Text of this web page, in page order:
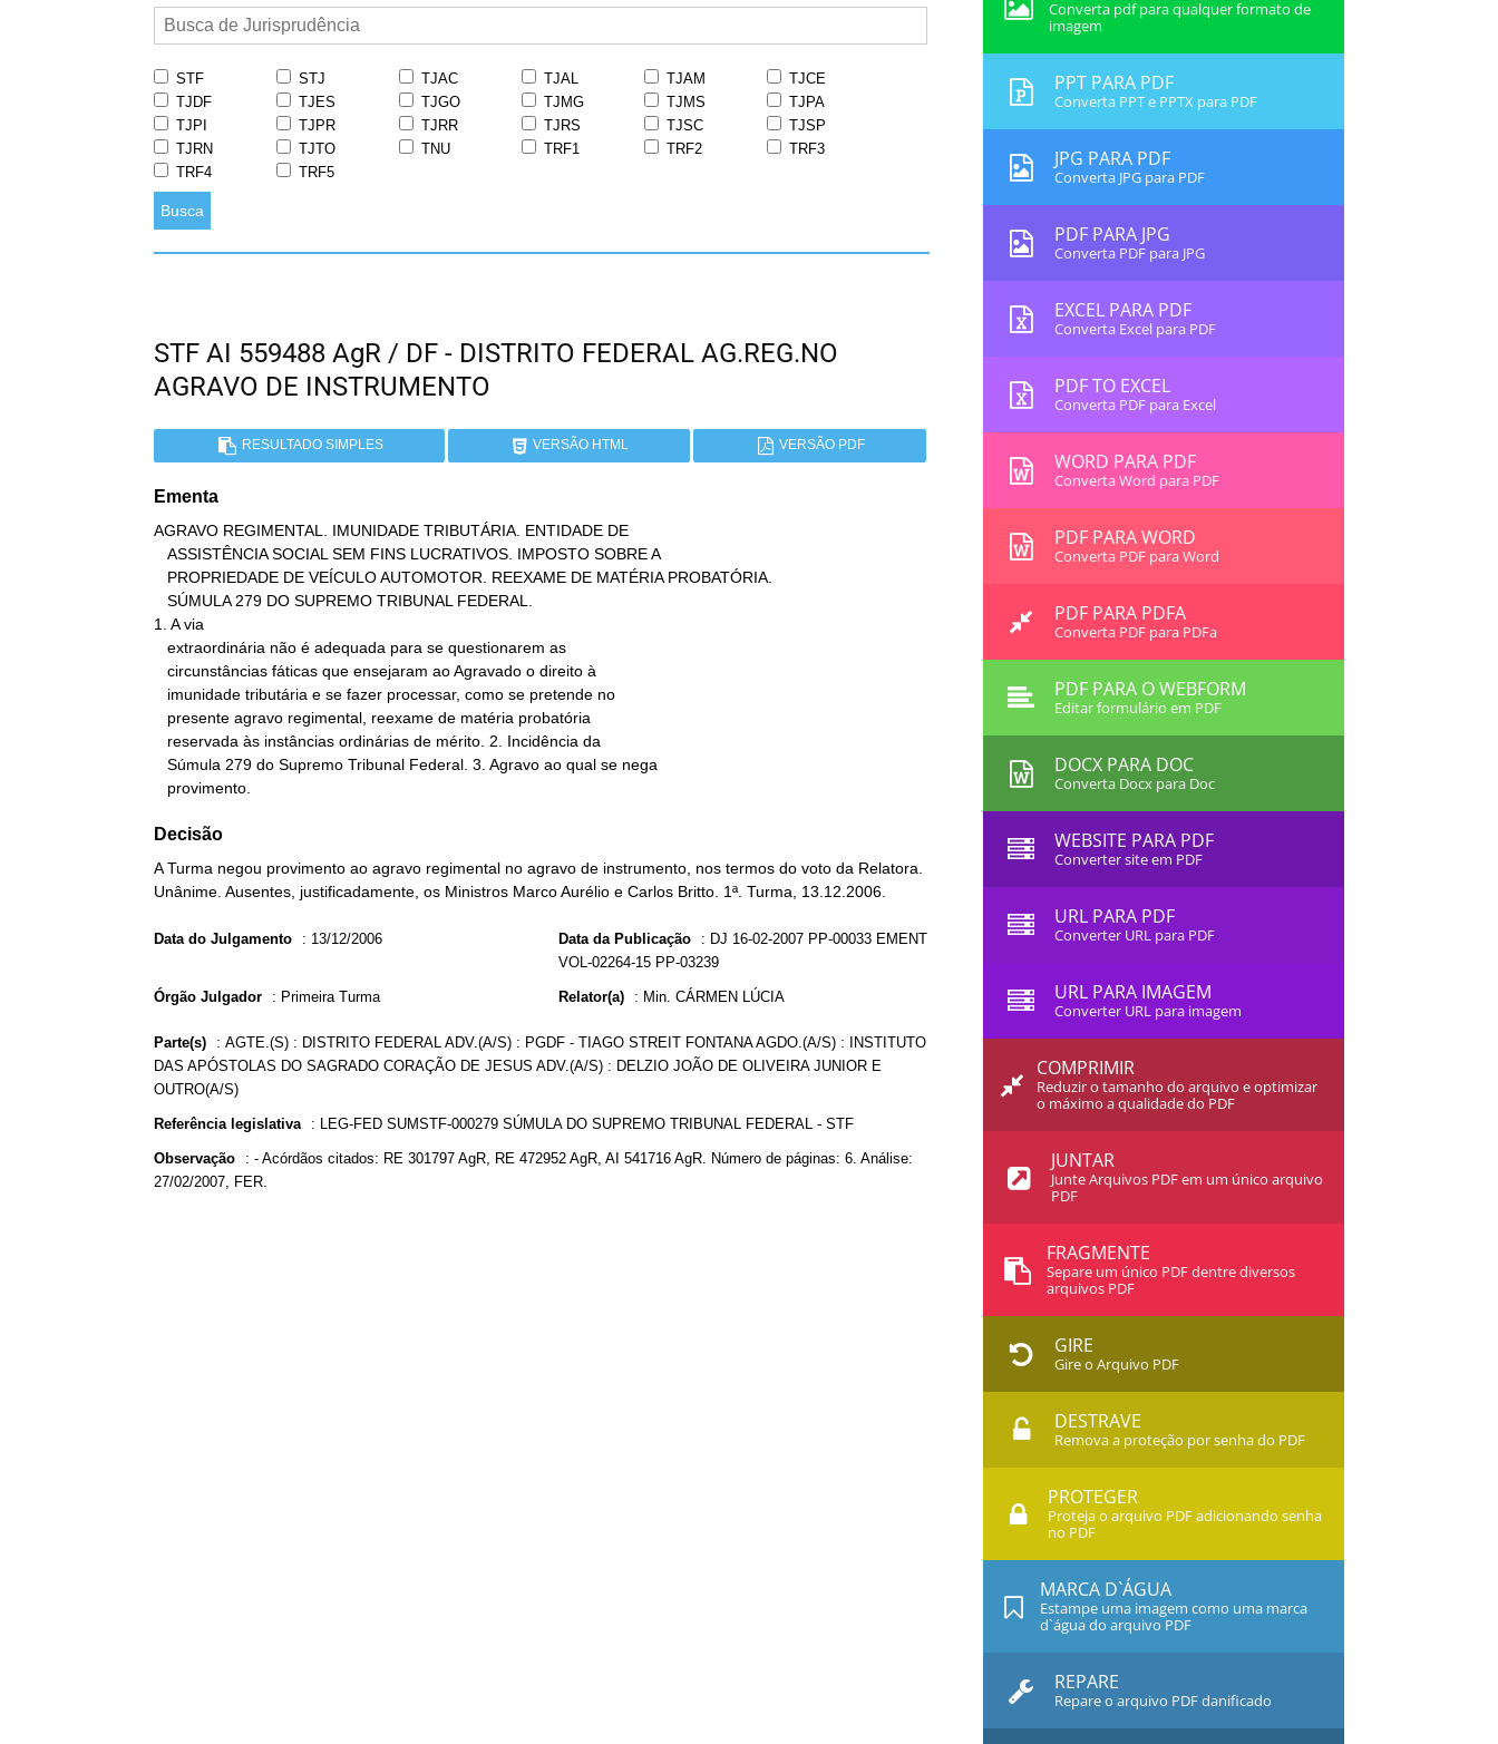
STF STJ TJAC TJAL TJAM
TJCE
TJDF
TJES TJGO TJMG TJMS
TJPA
TJPI
TJPR TJRR TJRS TJSC
TJSP
TJRN
TJTO TNU TRF1 TRF2
TRF3
TRF4
TRF5
Busca
STF AI 559488 AgR / DF - DISTRITO FEDERAL AG.REG.NO
AGRAVO DE INSTRUMENTO
RESULTADO SIMPLES VERSÃO HTML VERSÃO PDF
Ementa
AGRAVO REGIMENTAL. IMUNIDADE TRIBUTÁRIA. ENTIDADE DE
1. A via
   provimento.
Decisão
A Turma negou provimento ao agravo regimental no agravo de instrumento, nos termos do voto da Relatora.
Unânime. Ausentes, justificadamente, os Ministros Marco Aurélio e Carlos Britto. 1ª. Turma, 13.12.2006.
Data do Julgamento : 13/12/2006 Data da Publicação : DJ 16-02-2007 PP-00033 EMENT
VOL-02264-15 PP-03239
Órgão Julgador : Primeira Turma Relator(a) : Min. CÁRMEN LÚCIA
Parte(s) : AGTE.(S) : DISTRITO FEDERAL ADV.(A/S) : PGDF - TIAGO STREIT FONTANA AGDO.(A/S) : INSTITUTO
DAS APÓSTOLAS DO SAGRADO CORAÇÃO DE JESUS ADV.(A/S) : DELZIO JOÃO DE OLIVEIRA JUNIOR E
OUTRO(A/S)
Referência legislativa : LEG-FED SUMSTF-000279 SÚMULA DO SUPREMO TRIBUNAL FEDERAL - STF
Observação : - Acórdãos citados: RE 301797 AgR, RE 472952 AgR, AI 541716 AgR. Número de páginas: 6. Análise:
27/02/2007, FER.
Converta pdf para qualquer formato de
imagem
PPT PARA PDF
Converta PPT e PPTX para PDF
JPG PARA PDF
Converta JPG para PDF
PDF PARA JPG
Converta PDF para JPG
EXCEL PARA PDF
Converta Excel para PDF
PDF TO EXCEL
Converta PDF para Excel
WORD PARA PDF
Converta Word para PDF
PDF PARA WORD
Converta PDF para Word
PDF PARA PDFA
Converta PDF para PDFa
PDF PARA O WEBFORM
Editar formulário em PDF
DOCX PARA DOC
Converta Docx para Doc
WEBSITE PARA PDF
Converter site em PDF
URL PARA PDF
Converter URL para PDF
URL PARA IMAGEM
Converter URL para imagem
COMPRIMIR
Reduzir o tamanho do arquivo e optimizar
o máximo a qualidade do PDF
JUNTAR
Junte Arquivos PDF em um único arquivo
PDF
FRAGMENTE
Separe um único PDF dentre diversos
arquivos PDF
GIRE
Gire o Arquivo PDF
DESTRAVE
Remova a proteção por senha do PDF
PROTEGER
Proteja o arquivo PDF adicionando senha
no PDF
MARCA D`ÁGUA
Estampe uma imagem como uma marca
d`água do arquivo PDF
REPARE
Repare o arquivo PDF danificado